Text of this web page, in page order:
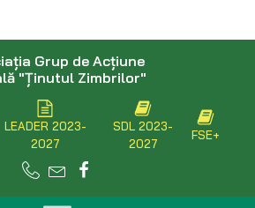
Grup de Acţiune
"Ţinutul Zimbrilor"
LEADER 2023-
2027
SDL 2023-
2027
FSE+